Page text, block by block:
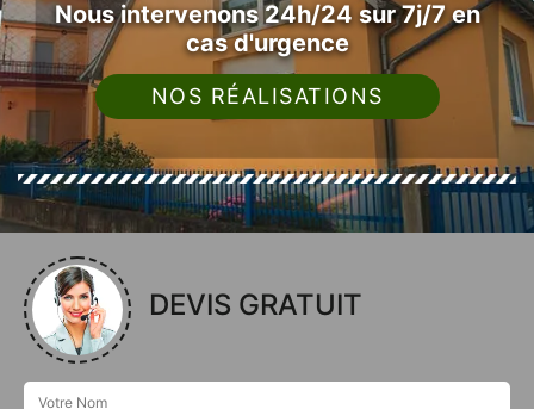
Nous intervenons 24h/24 sur 7j/7 en
cas d'urgence
NOS RÉALISATIONS
DEVIS GRATUIT